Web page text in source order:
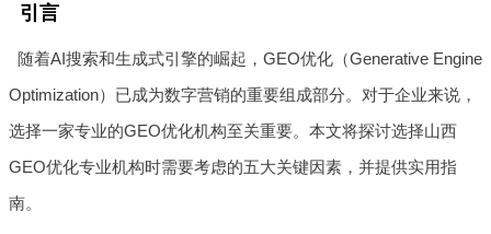
引言
随着AI搜索和生成式引擎的崛起，GEO优化（Generative Engine
Optimization）已成为数字营销的重要组成部分。对于企业来说，
选择一家专业的GEO优化机构至关重要。本文将探讨选择山西
GEO优化专业机构时需要考虑的五大关键因素，并提供实用指
南。